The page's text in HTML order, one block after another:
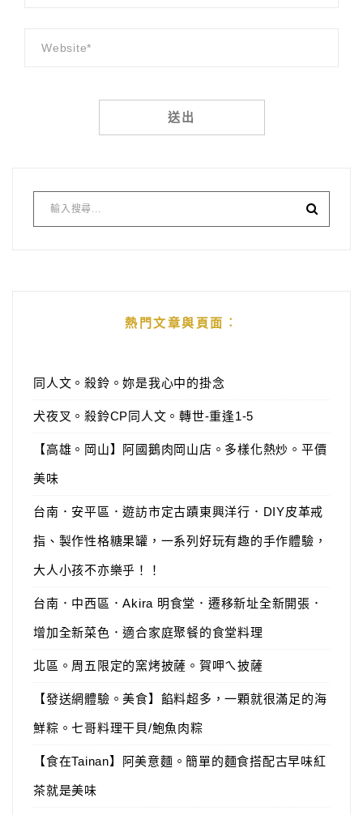
熱門文章與頁面︰
同人文。殺鈴。妳是我心中的掛念
犬夜叉。殺鈴CP同人文。轉世-重逢1-5
【高雄。岡山】阿國鵝肉岡山店。多樣化熱炒。平價
美味
台南．安平區．遊訪市定古蹟東興洋行．DIY皮革戒
指、製作性格糖果罐，一系列好玩有趣的手作體驗，
大人小孩不亦樂乎！！
台南．中西區．Akira 明食堂．遷移新址全新開張．
增加全新菜色．適合家庭聚餐的食堂料理
北區。周五限定的窯烤披薩。賀呷ㄟ披薩
【發送網體驗。美食】餡料超多，一顆就很滿足的海
鮮粽。七哥料理干貝/鮑魚肉粽
【食在Tainan】阿美意麵。簡單的麵食搭配古早味紅
茶就是美味